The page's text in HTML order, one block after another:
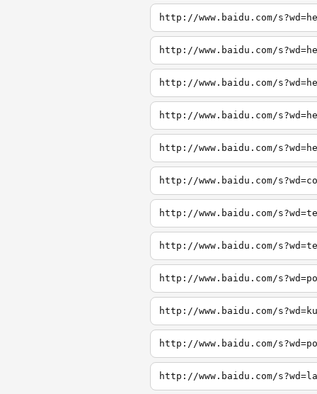
http://www.baidu.com/
http://www.baidu.com/
http://www.baidu.com/
http://www.baidu.com/
http://www.baidu.com/
http://www.baidu.com/
http://www.baidu.com/
http://www.baidu.com/
http://www.baidu.com/
http://www.baidu.com/
http://www.baidu.com/
http://www.baidu.com/